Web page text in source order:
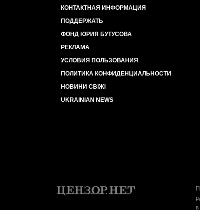
КОНТАКТНАЯ ИНФОРМАЦИЯ
ПОДДЕРЖАТЬ
ФОНД ЮРИЯ БУТУСОВА
РЕКЛАМА
УСЛОВИЯ ПОЛЬЗОВАНИЯ
ПОЛИТИКА КОНФИДЕНЦИАЛЬНОСТИ
НОВИНИ СВІЖІ
UKRAINIAN NEWS